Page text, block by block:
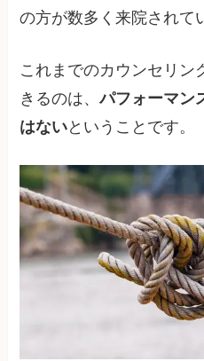
の方が数多く来院されて
これまでのカウンセリン
きるのは、パフォーマン
はないということです。